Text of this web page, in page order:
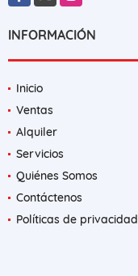
INFORMACIÓN
Inicio
Ventas
Alquiler
Servicios
Quiénes Somos
Contáctenos
Políticas de privacidad